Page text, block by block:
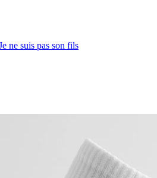
ne suis pas son fils